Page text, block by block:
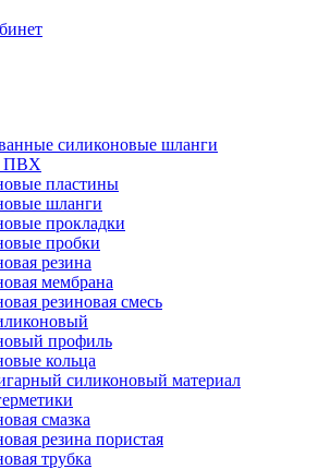
силиконовые шланги
ПВХ
пластины
шланги
прокладки
пробки
резина
мембрана
резиновая смесь
профиль
кольца
силиконовый материал
смазка
резина пористая
трубка